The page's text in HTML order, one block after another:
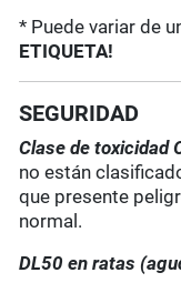
* Puede variar de
ETIQUETA!
SEGURIDAD
Clase de toxicidad
no están
que presente
normal.
DL50 en ratas